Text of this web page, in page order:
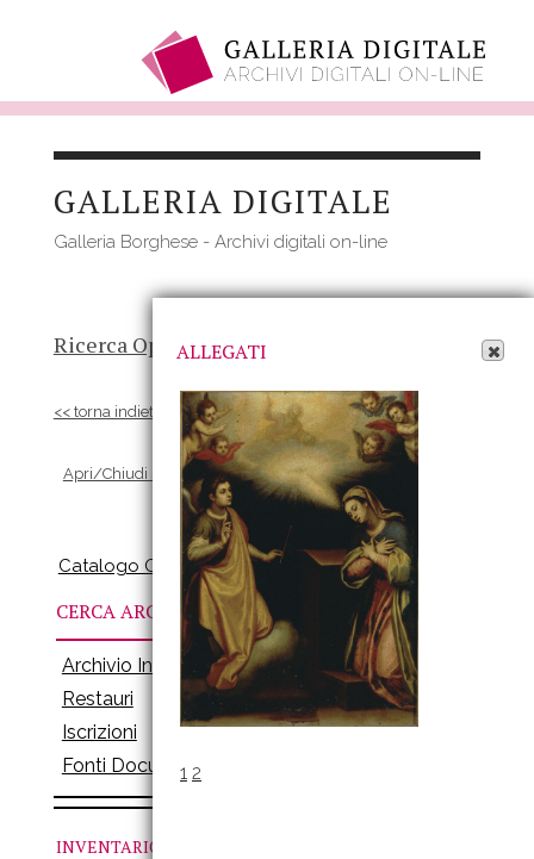
contenutoGALLERIA DIGITALE
Galleria Borghese - Archivi digitali on-line
Ricerca Opere-Risultato
<< torna indietro
Apri/Chiudi scheda Allegati
Catalogo Online
CERCA ARCHIVI
Archivio Inventari
Restauri
Iscrizioni
Fonti Documenti
INVENTARIO
ALLEGATI
1 2